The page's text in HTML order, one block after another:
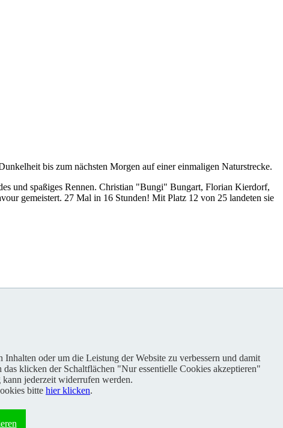
bis zum nächsten Morgen auf einer einmaligen Naturstrecke.
und spaßiges Rennen. Christian "Bungi" Bungart, Florian Kierdorf,
gemeistert. 27 Mal in 16 Stunden! Mit Platz 12 von 25 landeten sie
oder um die Leistung der Website zu verbessern und damit
klicken der Schaltflächen "Nur essentielle Cookies akzeptieren"
jederzeit widerrufen werden.
bitte hier klicken.